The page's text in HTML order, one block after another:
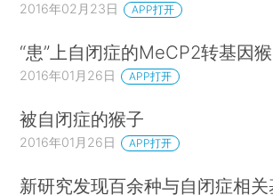
2016年02月23日 APP打开
“患”上自闭症的MeCP2转基因猴
2016年01月26日 APP打开
被自闭症的猴子
2016年01月26日 APP打开
新研究发现百余种与自闭症相关